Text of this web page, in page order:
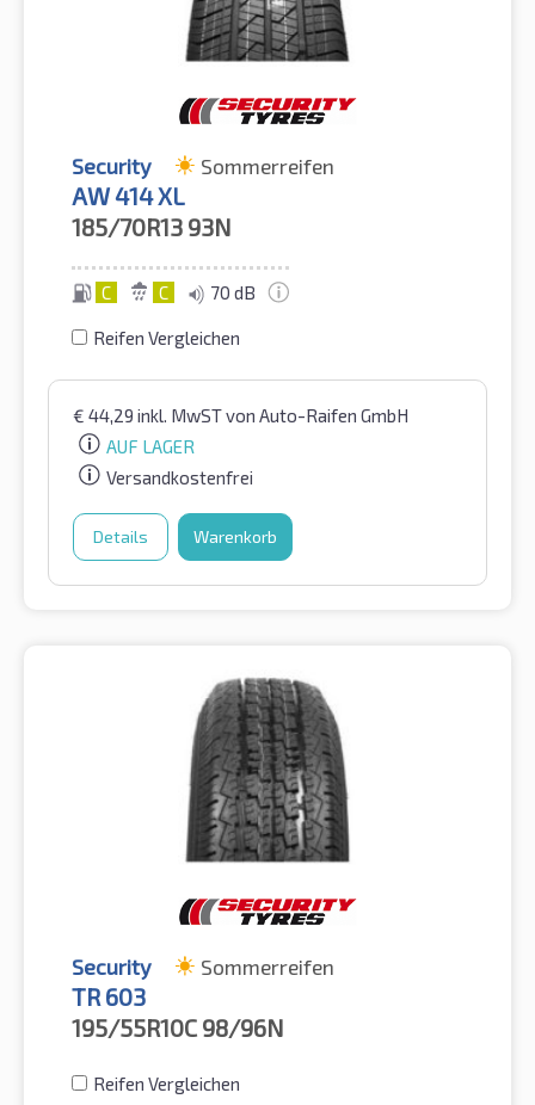
Security Sommerreifen
AW 414 XL
185/70R13 93N
C C 70 dB
Reifen Vergleichen
€ 44,29 inkl. MwSTvon Auto-Raifen GmbH
AUF LAGER
Versandkostenfrei
Details Warenkorb
Security Sommerreifen
TR 603
195/55R10C 98/96N
Reifen Vergleichen